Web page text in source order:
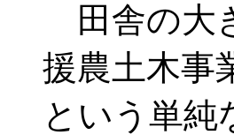
田舎の大
援農土木事
という単純